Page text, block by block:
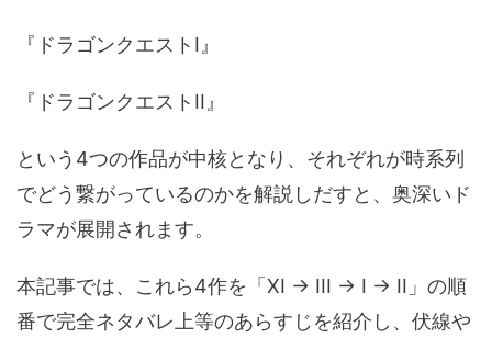
『ドラゴンクエストI』
『ドラゴンクエストII』
という4つの作品が中核となり、それぞれが時系列
でどう繋がっているのかを解説しだすと、奥深いド
ラマが展開されます。
本記事では、これら4作を「XI → III → I → II」の順
番で完全ネタバレ上等のあらすじを紹介し、伏線や